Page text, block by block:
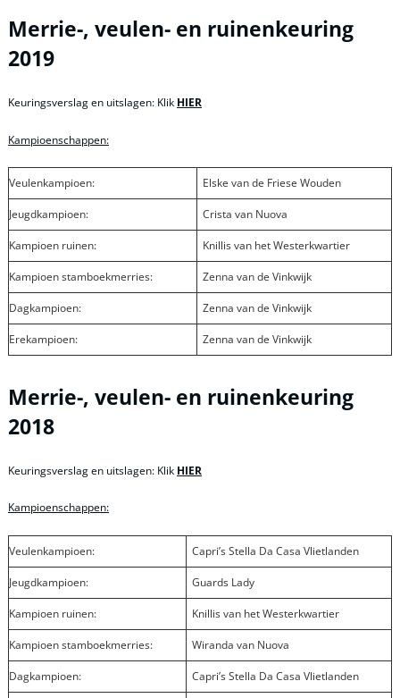
Merrie-, veulen- en ruinenkeuring
2019
Keuringsverslag en uitslagen: Klik HIER
Kampioenschappen:
Veulenkampioen: Elske van de Friese Wouden
Jeugdkampioen: Crista van Nuova
Kampioen ruinen: Knillis van het Westerkwartier
Kampioen stamboekmerries: Zenna van de Vinkwijk
Dagkampioen: Zenna van de Vinkwijk
Erekampioen: Zenna van de Vinkwijk
Merrie-, veulen- en ruinenkeuring
2018
Keuringsverslag en uitslagen: Klik HIER
Kampioenschappen:
Veulenkampioen: Capri’s Stella Da Casa Vlietlanden
Jeugdkampioen: Guards Lady
Kampioen ruinen: Knillis van het Westerkwartier
Kampioen stamboekmerries: Wiranda van Nuova
Dagkampioen: Capri’s Stella Da Casa Vlietlanden